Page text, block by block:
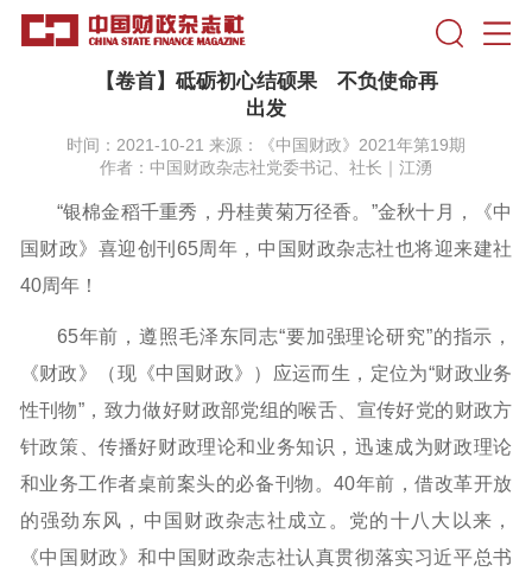
【卷首】砥砺初心结硕果 不负使命再
出发
时间：2021-10-21 来源：《中国财政》2021年第19期
作者：中国财政杂志社党委书记、社长｜江湧
“银棉金稻千重秀，丹桂黄菊万径香。”金秋十月，《中
国财政》喜迎创刊65周年，中国财政杂志社也将迎来建社
40周年！
65年前，遵照毛泽东同志“要加强理论研究”的指示，
《财政》（现《中国财政》）应运而生，定位为“财政业务
性刊物”，致力做好财政部党组的喉舌、宣传好党的财政方
针政策、传播好财政理论和业务知识，迅速成为财政理论
和业务工作者桌前案头的必备刊物。40年前，借改革开放
的强劲东风，中国财政杂志社成立。党的十八大以来，
《中国财政》和中国财政杂志社认真贯彻落实习近平总书